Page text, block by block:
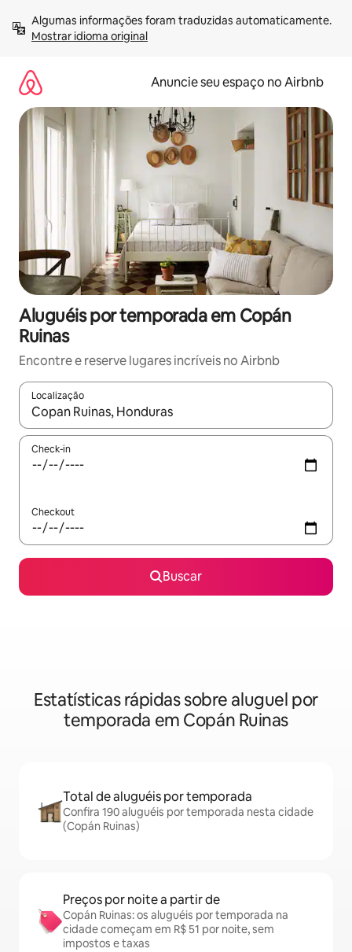
para
Mostrar idioma original
Anuncie seu espaço no Airbnb
Aluguéis por temporada em Copán
Ruinas
Encontre e reserve lugares incríveis no Airbnb
Localização
Quando os resultados estiverem disponíveis, explore-os
Check-in
Checkout
Buscar
Estatísticas rápidas sobre aluguel por
temporada em Copán Ruinas
Total de aluguéis por temporada
Confira 190 aluguéis por temporada nesta cidade
(Copán Ruinas)
Preços por noite a partir de
Copán Ruinas: os aluguéis por temporada na
cidade começam em R$ 51 por noite, sem
impostos e taxas